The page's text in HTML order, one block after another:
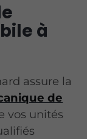
à
assure la
de
vos unités